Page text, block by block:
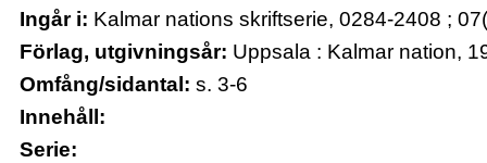
Ingår i: Kalmar nations skriftserie, 0284-2408 ;
Förlag, utgivningsår: Uppsala : Kalmar nation,
Omfång/sidantal: s. 3-6
Innehåll:
Serie: